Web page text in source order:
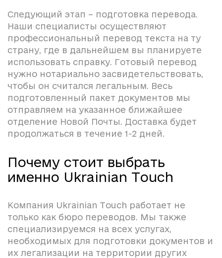
Следующий этап – подготовка перевода.
Наши специалисты осуществляют
профессиональный перевод текста на ту
страну, где в дальнейшем вы планируете
использовать справку. Готовый перевод
нужно нотариально засвидетельствовать,
чтобы он считался легальным. Весь
подготовленный пакет документов мы
отправляем на указанное ближайшее
отделение Новой Почты. Доставка будет
продолжаться в течение 1-2 дней.
Почему стоит выбрать
именно Ukrainian Touch
Компания Ukrainian Touch работает не
только как бюро переводов. Мы также
специализируемся на всех услугах,
необходимых для подготовки документов и
их легализации на территории других